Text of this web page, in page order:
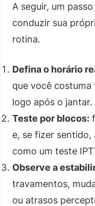
A seguir, um
conduzir sua
rotina.
Defina o horário
que você costuma
logo após o jantar.
Teste por blocos:
e, se fizer sentido,
como um teste
Observe a
travamentos,
ou atrasos